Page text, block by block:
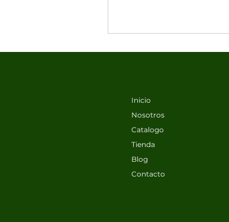
¿Cuál es el mejor
fertilizante para
Inicio
Nosotros
Catalogo
Tienda
Blog
Contacto